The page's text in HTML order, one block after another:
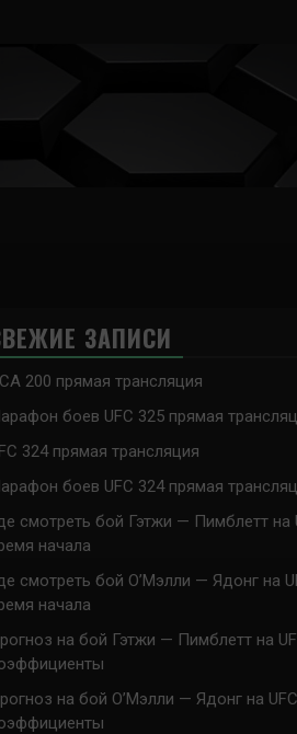
ЗАПИСИ
200 прямая трансляция
боев UFC 325 прямая
324 прямая трансляция
боев UFC 324 прямая
смотреть бой Гэтжи — Пимблетт на
начала
смотреть бой О’Мэлли — Ядонг на
начала
на бой Гэтжи — Пимблетт на
на бой О’Мэлли — Ядонг на